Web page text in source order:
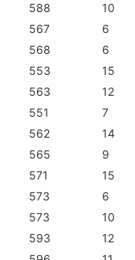
588 10
567 6
568 6
553 15
563 12
551 7
562 14
565 9
571 15
573 6
573 10
593 12